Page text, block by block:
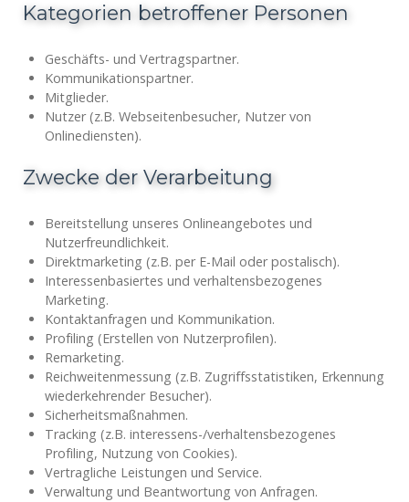
Kategorien betroffener Personen
Geschäfts- und Vertragspartner.
Kommunikationspartner.
Mitglieder.
Nutzer (z.B. Webseitenbesucher, Nutzer von
Onlinediensten).
Zwecke der Verarbeitung
Bereitstellung unseres Onlineangebotes und
Nutzerfreundlichkeit.
Direktmarketing (z.B. per E-Mail oder postalisch).
Interessenbasiertes und verhaltensbezogenes
Marketing.
Kontaktanfragen und Kommunikation.
Profiling (Erstellen von Nutzerprofilen).
Remarketing.
Reichweitenmessung (z.B. Zugriffsstatistiken, Erkennung
wiederkehrender Besucher).
Sicherheitsmaßnahmen.
Tracking (z.B. interessens-/verhaltensbezogenes
Profiling, Nutzung von Cookies).
Vertragliche Leistungen und Service.
Verwaltung und Beantwortung von Anfragen.